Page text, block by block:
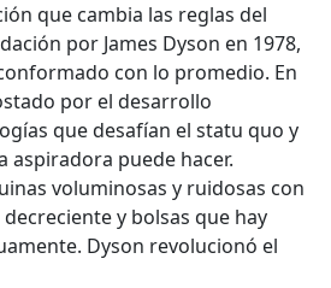
que cambia las reglas del
por James Dyson en 1978,
con lo promedio. En
por el desarrollo
que desafían el statu quo y
aspiradora puede hacer.
voluminosas y ruidosas con
y bolsas que hay
Dyson revolucionó el